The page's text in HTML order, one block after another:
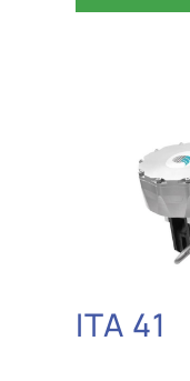
ITA 41